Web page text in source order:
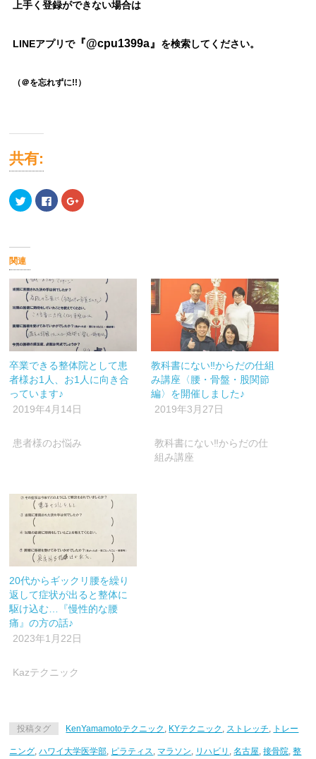
上手く登録ができない場合は
LINEアプリで『@cpu1399a』 を検索してください。
（＠を忘れずに!!）
共有:
ク
リ
Twitter
有
(新
し
い
ウ
ィ
ン
ド
ウ
で
開
き
ま
す)
Facebook
で
ッ
ク
し
て
く
だ
さ
い
(新
し
い
ィ
ン
ド
ウ
で
ま
す)
ク
リ
(新
い
ウ
ィ
ン
ド
ウ
で
開
き
ま
す)
関連
卒業できる整体院として患
者様お1人、お1人に向き合
っています♪
2019年4月14日
患者様のお悩み
教科書にない‼︎からだの仕組
み講座〈腰・骨盤・股関節
編〉を開催しました♪
2019年3月27日
教科書にない‼︎からだの仕
組み講座
20代からギックリ腰を繰り
返して症状が出ると整体に
駆け込む…『慢性的な腰
痛』の方の話♪
2023年1月22日
Kazテクニック
投稿タグ KenYamamotoテクニック , KYテクニック , ストレッチ, トレー
ニング,ハワイ大学医学部, ピラティス, マラソン, リハビリ ,名古屋,接骨院,整